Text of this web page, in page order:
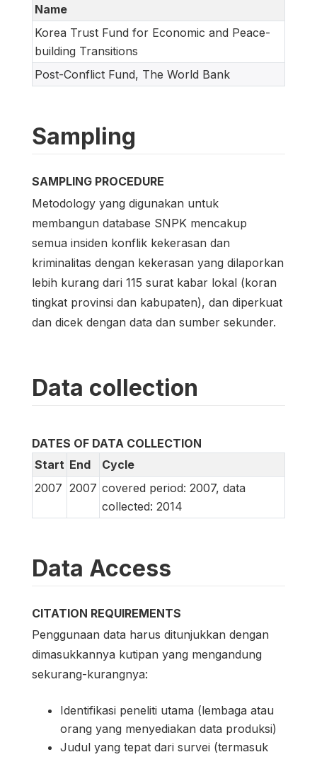
Name
Korea Trust Fund for Economic and Peace-
building Transitions
Post-Conflict Fund, The World Bank
Sampling
SAMPLING PROCEDURE
Metodology yang digunakan untuk
membangun database SNPK mencakup
semua insiden konflik kekerasan dan
kriminalitas dengan kekerasan yang dilaporkan
lebih kurang dari 115 surat kabar lokal (koran
tingkat provinsi dan kabupaten), dan diperkuat
dan dicek dengan data dan sumber sekunder.
Data collection
DATES OF DATA COLLECTION
Start End
Cycle
2007 2007 covered period: 2007, data
collected: 2014
Data Access
CITATION REQUIREMENTS
Penggunaan data harus ditunjukkan dengan
dimasukkannya kutipan yang mengandung
sekurang-kurangnya:
Identifikasi peneliti utama (lembaga atau
orang yang menyediakan data produksi)
Judul yang tepat dari survei (termasuk